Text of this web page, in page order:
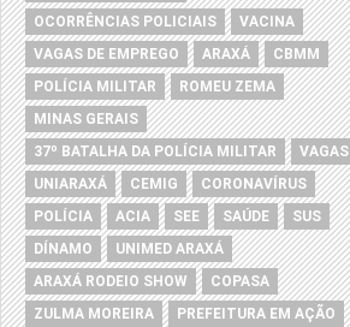
OCORRÊNCIAS POLICIAIS
VACINA
VAGAS DE EMPREGO
ARAXÁ
CBMM
POLÍCIA MILITAR
ROMEU ZEMA
MINAS GERAIS
37º BATALHA DA POLÍCIA MILITAR
VAGAS
UNIARAXÁ
CEMIG
CORONAVÍRUS
POLÍCIA
ACIA SEE SAÚDE
SUS
DÍNAMO
UNIMED ARAXÁ
ARAXÁ RODEIO SHOW
COPASA
ZULMA MOREIRA
PREFEITURA EM AÇÃO